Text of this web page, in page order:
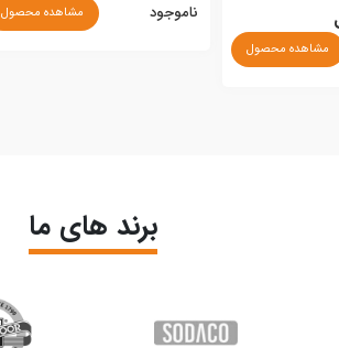
مشاهده محصول
ناموجود مشاهده محصول
برند های ما